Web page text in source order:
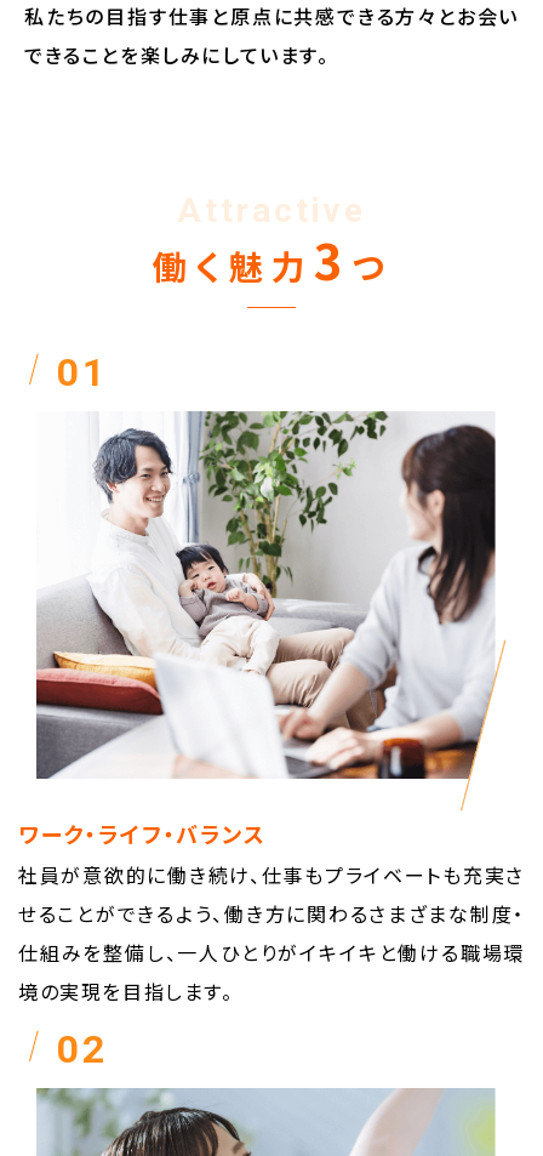
私たちの目指す仕事と原点に共感できる方々とお会い
できることを楽しみにしています。
Attractive
働く魅力 3 つ
01
ワーク・ライフ・バランス
社員が意欲的に働き続け、仕事もプライベートも充実さ
せることができるよう、働き方に関わるさまざまな制度・
仕組みを整備し、一人ひとりがイキイキと働ける職場環
境の実現を目指します。
02